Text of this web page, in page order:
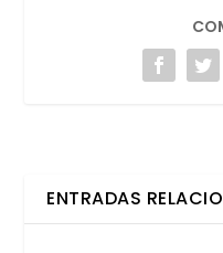
ENTRADAS